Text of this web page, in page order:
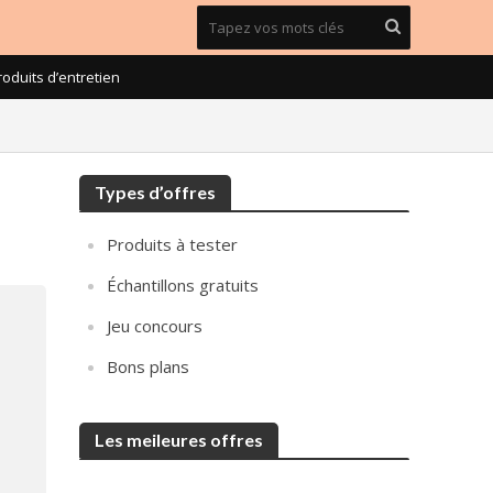
d’entretien
Types d’offres
Produits à tester
Échantillons gratuits
Jeu concours
Bons plans
Les meileures offres